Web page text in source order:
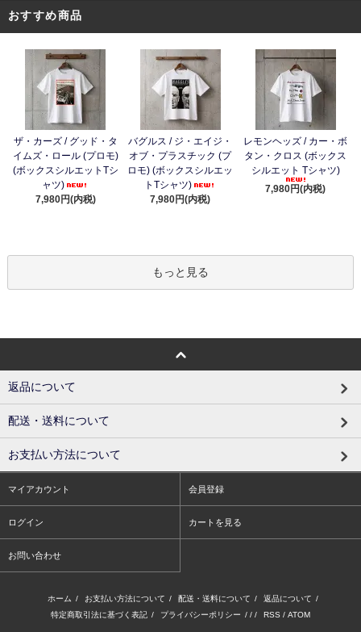
おすすめ商品
ザ・カーズ / グッド・タ
イムズ・ロール (プロモ)
(ボックスシルエットTシ
ャツ)
7,980円(内税)
バグルス / ジ・エイジ・
オブ・プラスチック (プ
ロモ) (ボックスシルエッ
トTシャツ)
7,980円(内税)
レモンヘッズ / カー・ボ
タン・クロス (ボックス
シルエット Tシャツ)
7,980円(内税)
もっと見る
返品について
配送・送料について
お支払い方法について
マイアカウント 会員登録
ログイン カートを見る
お問い合わせ
ホーム / お支払い方法について / 配送・送料について / 返品について /
特定商取引法に基づく表記 / プライバシーポリシー / / / RSS / ATOM